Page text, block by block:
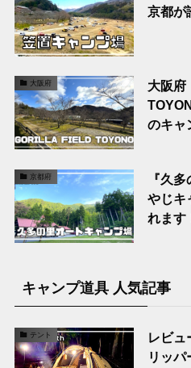
京都が
大阪府
大阪府
のキャ
京都府
『久
やじキ
れます
キャンプ道具 人気記事
テント
レビュ
リッ